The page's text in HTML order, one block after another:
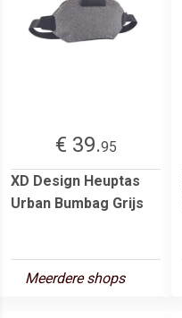
€ 39.95
XD Design Heuptas
Urban Bumbag Grijs
Meerdere shops